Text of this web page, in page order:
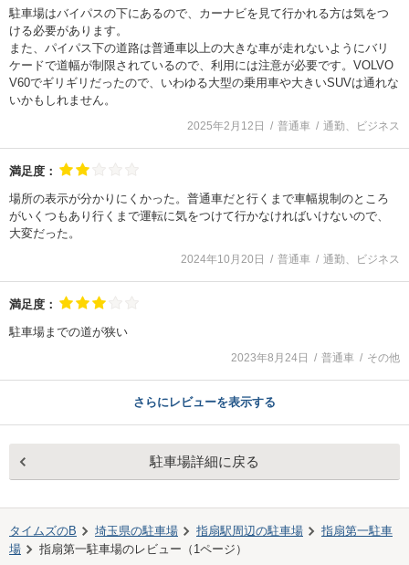
駐車場はバイパスの下にあるので、カーナビを見て行かれる方は気をつ
ける必要があります。
また、パイパス下の道路は普通車以上の大きな車が走れないようにバリ
ケードで道幅が制限されているので、利用には注意が必要です。VOLVO
V60でギリギリだったので、いわゆる大型の乗用車や大きいSUVは通れな
いかもしれません。
2025年2月12日 普通車 通勤、ビジネス
満足度：
場所の表示が分かりにくかった。普通車だと行くまで車幅規制のところ
がいくつもあり行くまで運転に気をつけて行かなければいけないので、
大変だった。
2024年10月20日 普通車 通勤、ビジネス
満足度：
駐車場までの道が狭い
2023年8月24日 普通車 その他
さらにレビューを表示する
駐車場詳細に戻る
タイムズのB 埼玉県の駐車場 指扇駅周辺の駐車場
指扇第一駐車
場
指扇第一駐車場のレビュー（ 1ページ）